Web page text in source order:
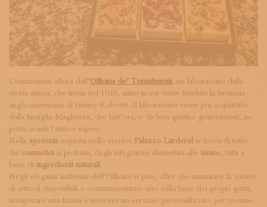
Cominciamo allora dall’Officina de’ Tornabuoni, un laboratorio dalla
storia antica, che inizia nel 1843, anno in cui viene fondata la farmacia
anglo-americana di Henry Roberts. Il laboratorio viene poi acquistato
dalla famiglia Magherini, che tutt’ora, e da ben quattro generazioni, ne
porta avanti l’antico sapere.
Nella spezeriaospitata nello storico Palazzo Larderel si trova di tutto:
dai cosmetici ai profumi, dagli integratori alimentari alle tisane, tutti a
base di ingredienti naturali.
Negli eleganti ambienti dell’Officina si può, oltre che ammirare la varietà
di articoli disponibili e commissionarne uno sulla base dei propri gusti,
assaporare una tisana e ricevere un servizio personalizzato per crearne